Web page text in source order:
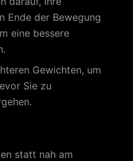
Ende der Bewegung
eine bessere
Gewichten, um
Sie zu
statt nah am